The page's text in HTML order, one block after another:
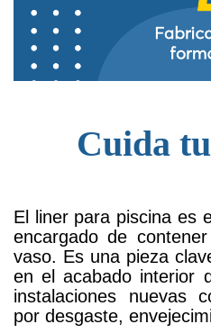
Cuida
El liner para piscina es
encargado de
vaso. Es una pieza
en el acabado interior
instalaciones nuevas
por desgaste,